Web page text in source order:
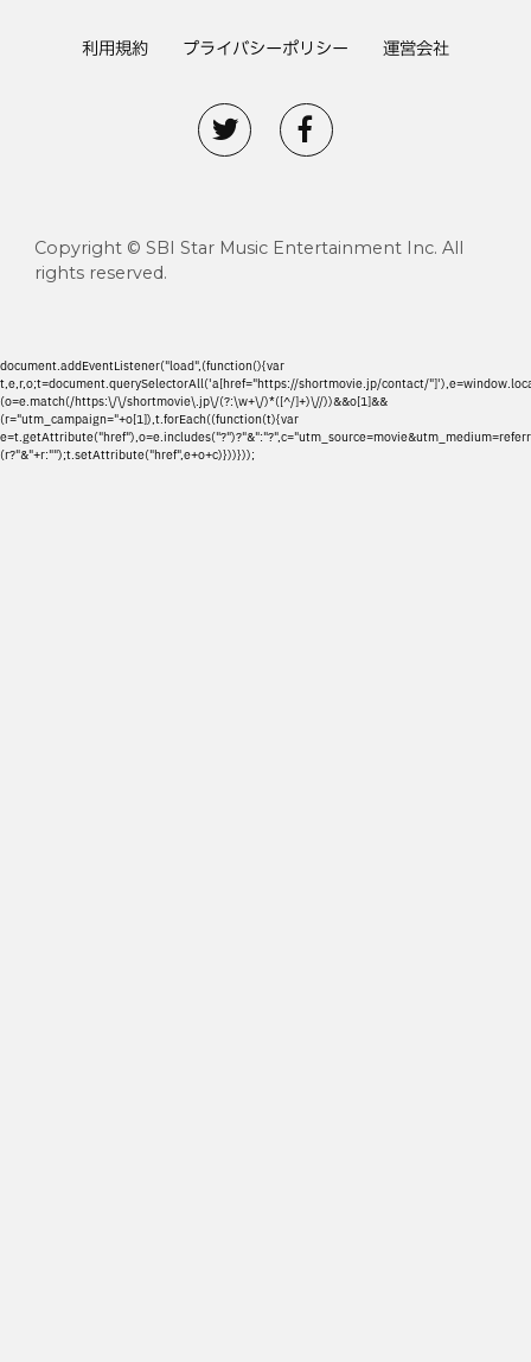
利用規約 プライバシーポリシー 運営会社
Copyright © SBI Star Music Entertainment Inc. All
rights reserved.
document.addEventListener("load",(function(){var
t,e,r,o;t=document.querySelectorAll('a[href="https://shortmovie.jp/contact/
(o=e.match(/https:\/\/shortmovie\.jp\/(?:\w+\/)*([^/]+)\//))&&o[1]&&
(r="utm_campaign="+o[1]),t.forEach((function(t){var
(r?"&"+r:"");t.setAttribute("href",e+o+c)}))}));